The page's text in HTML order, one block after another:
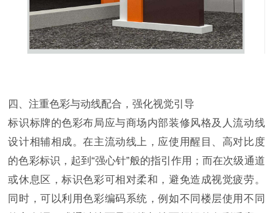
四、注重色彩与动线配合，强化视觉引导
标识标牌的色彩布局应与商场内部装修风格及人流动线
设计相辅相成。在主流动线上，应使用醒目、高对比度
的色彩标识，起到“强心针”般的指引作用；而在次级通道
或休息区，标识色彩可相对柔和，避免造成视觉疲劳。
同时，可以利用色彩编码系统，例如不同楼层使用不同